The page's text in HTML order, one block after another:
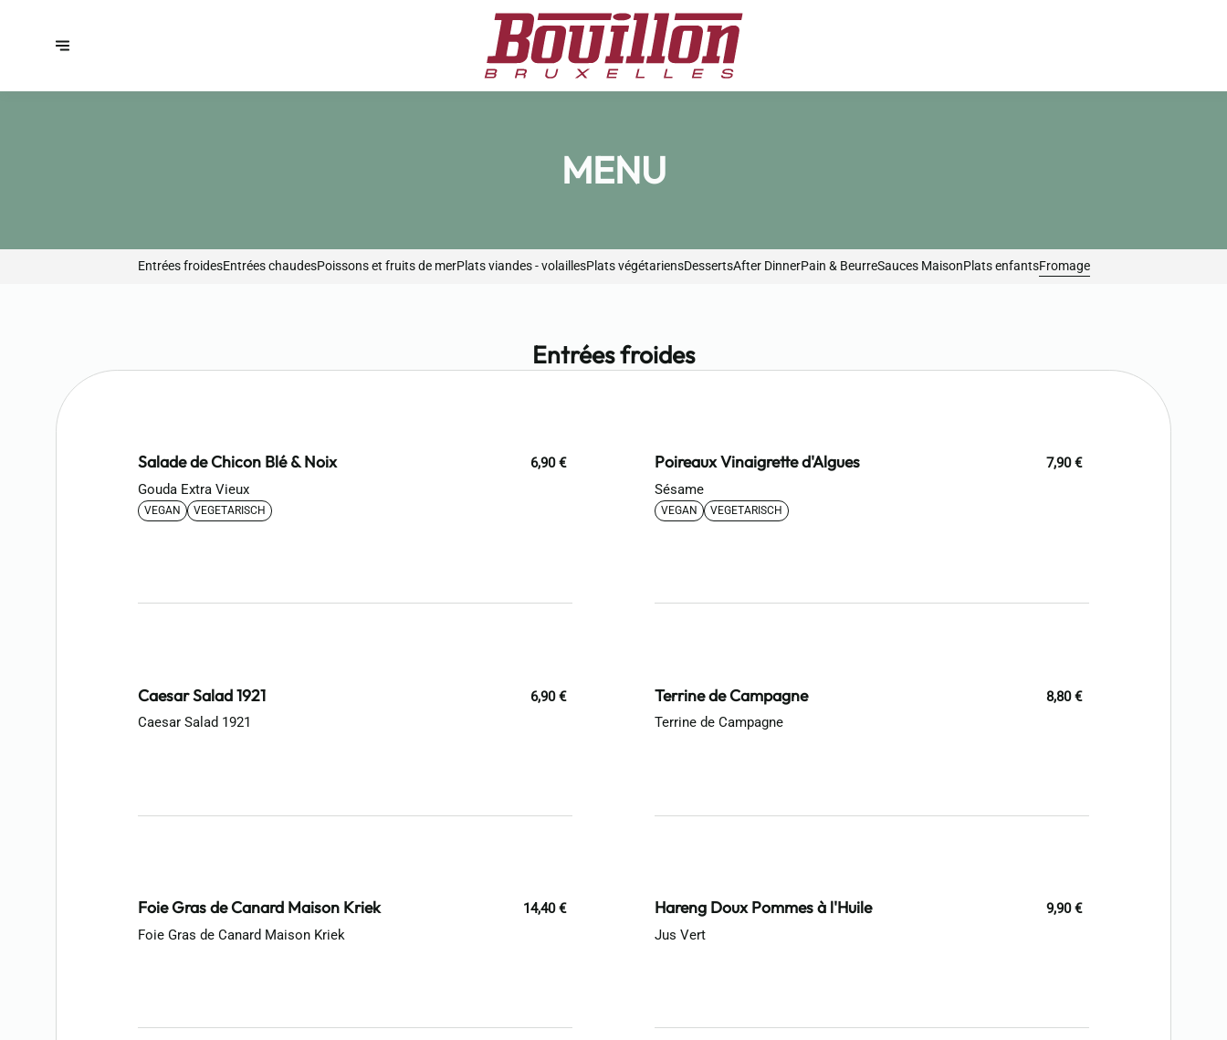
MENU
Entrées froidesEntrées chaudesPoissons et fruits de merPlats viandes - volaillesPlats végétariensDessertsAfter DinnerPain & BeurreSauces MaisonPlats enfantsFromage
Entrées froides
Salade de Chicon Blé & Noix
Gouda Extra Vieux
VEGAN VEGETARISCH
6,90 € Poireaux Vinaigrette d'Algues
Sésame
VEGAN VEGETARISCH
7,90 €
Caesar Salad 1921
Caesar Salad 1921
6,90 € Terrine de Campagne
Terrine de Campagne
8,80 €
Foie Gras de Canard Maison Kriek
Foie Gras de Canard Maison Kriek
14,40 € Hareng Doux Pommes à l'Huile
Jus Vert
9,90 €